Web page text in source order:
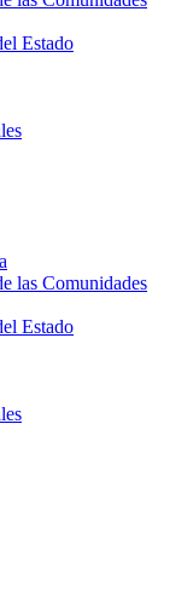
Estado
las Comunidades
Estado